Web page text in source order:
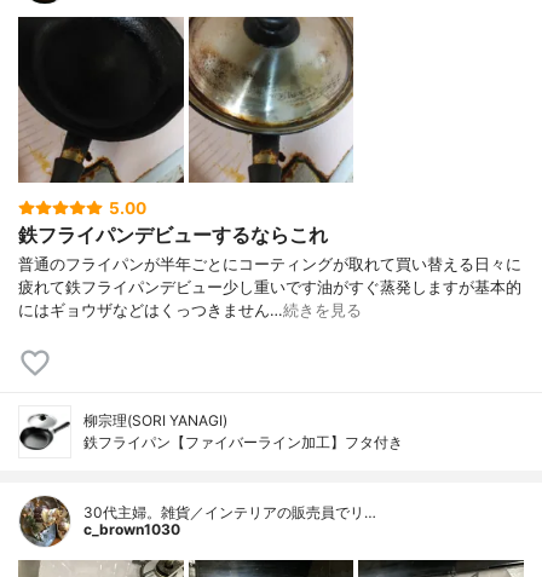
5.00
鉄フライパンデビューするならこれ
普通のフライパンが半年ごとにコーティングが取れて買い替える日々に
疲れて鉄フライパンデビュー少し重いです油がすぐ蒸発しますが基本的
にはギョウザなどはくっつきません…続きを見る
柳宗理(SORI YANAGI)
鉄フライパン【ファイバーライン加工】フタ付き
30代主婦。雑貨／インテリアの販売員でリ…
c_brown1030